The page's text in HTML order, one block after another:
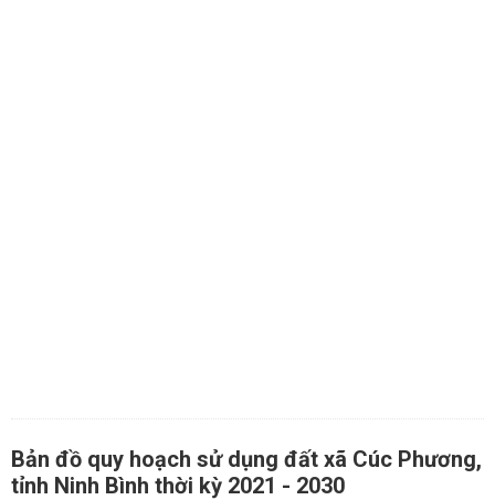
Bản đồ quy hoạch sử dụng đất xã Cúc Phương,
tỉnh Ninh Bình thời kỳ 2021 - 2030